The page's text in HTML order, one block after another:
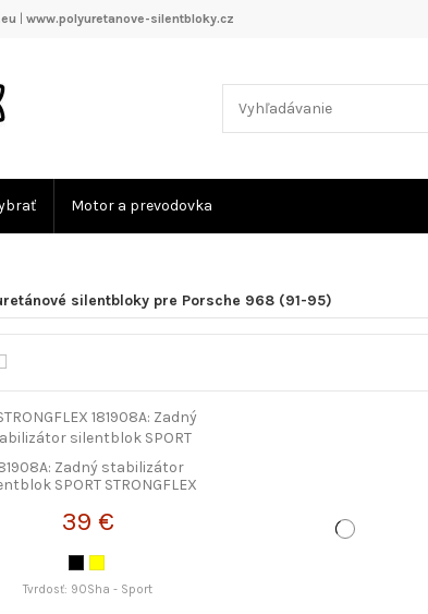
www.polyuretanove-silentbloky.cz
Motor a prevodovka
silentbloky pre Porsche 968 (91-95)
Zadný stabilizátor
SPORT STRONGFLEX
39 €
Tvrdosť: 90Sha - Sport